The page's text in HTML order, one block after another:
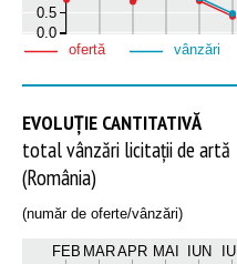
0.0
0.5
ofertă vânzări
EVOLUȚIE CANTITATIVĂ
total vânzări licitații de artă
(România)
(număr de oferte/vânzări)
FEB MARAPR MAI IUN IUL